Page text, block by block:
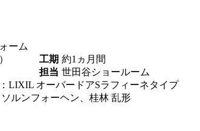
ーム
工期 約1ヵ月間
担当 世田谷ショールーム
LIXIL オーバードアSラフィーネタイプ
ルンフォーヘン、桂林 乱形